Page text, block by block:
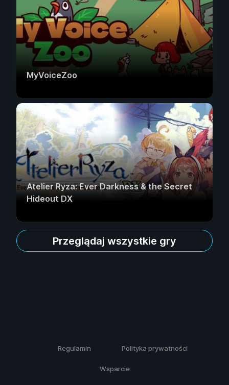
MyVoiceZoo
Atelier Ryza: Ever Darkness & the Secret
Hideout DX
Przeglądaj wszystkie gry
Regulamin Polityka prywatności
Wsparcie